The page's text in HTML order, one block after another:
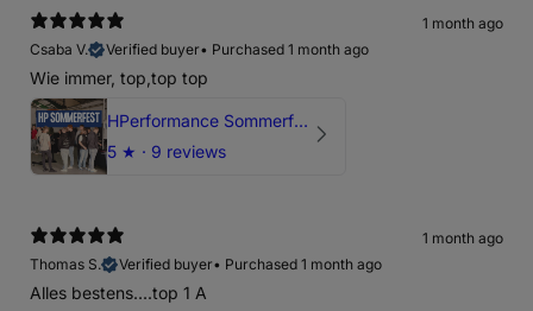
1 month ago
Csaba V.
Verified buyer• Purchased 1 month ago
Wie immer, top,top top
HPerformance Sommerfest 2026
5 ★ · 9 reviews
1 month ago
Thomas S.
Verified buyer• Purchased 1 month ago
Alles bestens....top 1 A